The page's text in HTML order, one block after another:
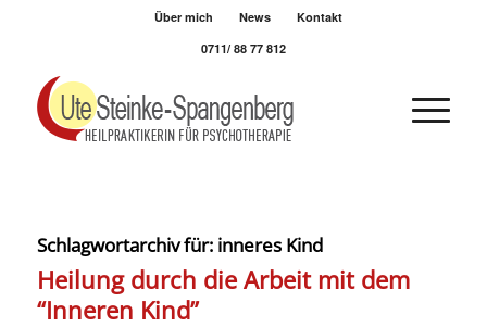
Über mich News
Kontakt
0711/ 88 77 812
Schlagwortarchiv für: inneres Kind
Heilung durch die Arbeit mit dem
“Inneren Kind”